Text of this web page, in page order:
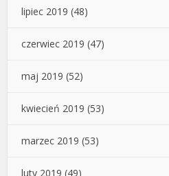
lipiec 2019 (48)
czerwiec 2019 (47)
maj 2019 (52)
kwiecień 2019 (53)
marzec 2019 (53)
luty 2019 (49)